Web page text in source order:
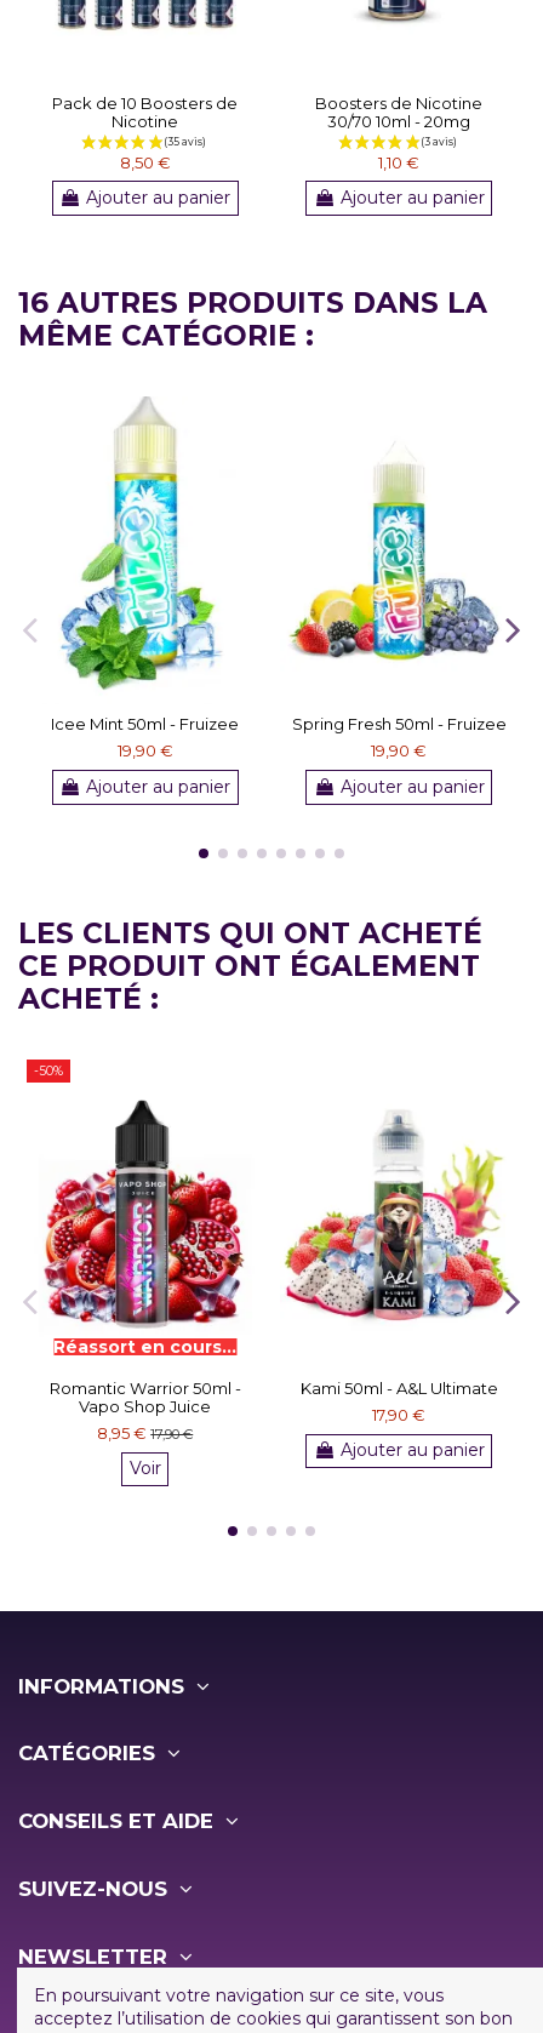
Pack de 10 Boosters de
Nicotine
8,50 €
Ajouter au panier
Boosters de Nicotine
30/70 10ml - 20mg
1,10 €
Ajouter au panier
16 AUTRES PRODUITS DANS LA
MÊME CATÉGORIE :
Icee Mint 50ml - Fruizee
19,90 €
Ajouter au panier
Spring Fresh 50ml - Fruizee
19,90 €
Ajouter au panier
LES CLIENTS QUI ONT ACHETÉ
CE PRODUIT ONT ÉGALEMENT
ACHETÉ :
-50%
Romantic Warrior 50ml -
Vapo Shop Juice
8,95 €17,90 €
Voir
Kami 50ml - A&L Ultimate
17,90 €
Ajouter au panier
INFORMATIONS
CATÉGORIES
CONSEILS ET AIDE
SUIVEZ-NOUS
NEWSLETTER
En poursuivant votre navigation sur ce site, vous
acceptez l’utilisation de cookies qui garantissent son bon